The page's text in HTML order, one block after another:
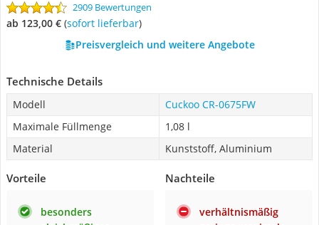
2909 Bewertungen
ab 123,00 € ( Sofort lieferbar)
Preisvergleich und weitere Angebote
Technische Details
Modell
Cuckoo CR-0675FW
Maximale Füllmenge
1,08 l
Material
Kunststoff, Aluminium
Vorteile
besonders
Nachteile
verhältnismäßig